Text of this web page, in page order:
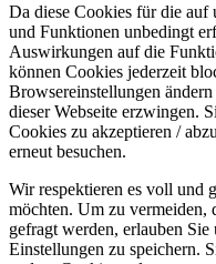
Da diese Cookies für die auf
und Funktionen unbedingt
Auswirkungen auf die
können Cookies jederzeit
Browsereinstellungen
dieser Webseite erzwingen.
Cookies zu akzeptieren /
erneut besuchen.
Wir respektieren es voll und
möchten. Um zu vermeiden,
gefragt werden, erlauben
Einstellungen zu speichern.